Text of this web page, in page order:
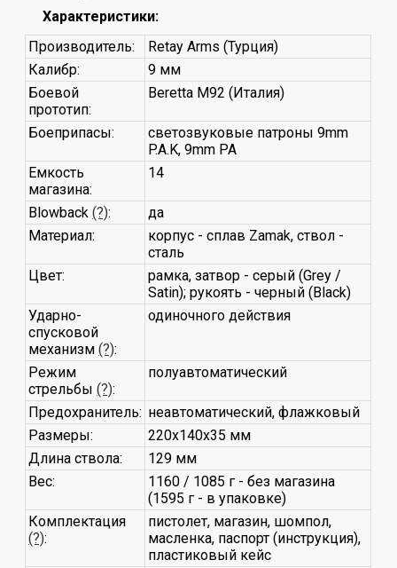
Характеристики:
Производитель:
Retay Arms (Турция)
Калибр:
9 мм
Боевой
прототип:
Beretta M92 (Италия)
Боеприпасы:
светозвуковые патроны 9mm
P.A.K, 9mm PA
Емкость
магазина:
14
Blowback(?):
да
Материал:
корпус - сплав Zamak, ствол -
сталь
Цвет:
рамка, затвор - серый (Grey /
Satin); рукоять - черный (Black)
Ударно-
спусковой
механизм(?):
одиночного действия
Режим
стрельбы(?):
полуавтоматический
Предохранитель: неавтоматический, флажковый
Размеры:
220х140х35 мм
Длина ствола:
129 мм
Вес:
1160 / 1085 г - без магазина
(1595 г - в упаковке)
Комплектация
(?):
пистолет, магазин, шомпол,
масленка, паспорт (инструкция),
пластиковый кейс